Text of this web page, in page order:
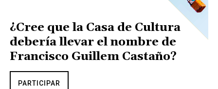
¿Cree que la Casa de Cultura
debería llevar el nombre de
Francisco Guillem Castaño?
PARTICIPAR